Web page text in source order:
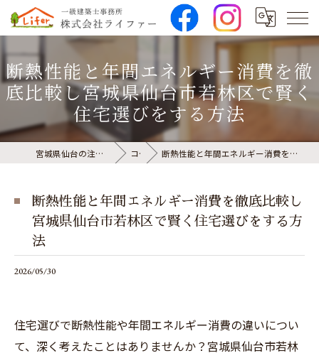
断熱性能と年間エネルギー消費を徹
底比較し宮城県仙台市若林区で賢く
住宅選びをする方法
宮城県仙台の注文住宅なら株式会社ライファー コラム 断熱性能と年間エネルギー消費を徹底比較し宮城県仙台市若林区で賢く住宅選びをする方法
断熱性能と年間エネルギー消費を徹底比較し
宮城県仙台市若林区で賢く住宅選びをする方
法
2026/05/30
住宅選びで断熱性能や年間エネルギー消費の違いについ
て、深く考えたことはありませんか？宮城県仙台市若林